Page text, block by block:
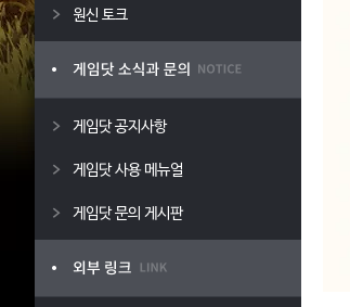
원신 토크
게임닷 공지사항
게임닷 사용 메뉴얼
게임닷 문의 게시판